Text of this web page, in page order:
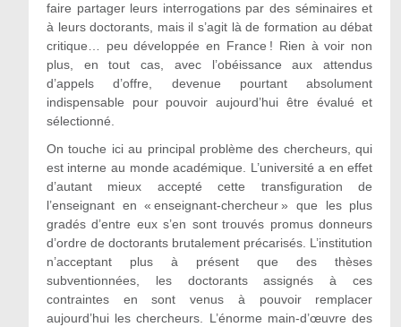
faire partager leurs interrogations par des séminaires et
à leurs doctorants, mais il s’agit là de formation au débat
critique… peu développée en France ! Rien à voir non
plus, en tout cas, avec l’obéissance aux attendus
d’appels d’offre, devenue pourtant absolument
indispensable pour pouvoir aujourd’hui être évalué et
sélectionné.
On touche ici au principal problème des chercheurs, qui
est interne au monde académique. L’université a en effet
d’autant mieux accepté cette transfiguration de
l’enseignant en « enseignant-chercheur » que les plus
gradés d’entre eux s’en sont trouvés promus donneurs
d’ordre de doctorants brutalement précarisés. L’institution
n’acceptant plus à présent que des thèses
subventionnées, les doctorants assignés à ces
contraintes en sont venus à pouvoir remplacer
aujourd’hui les chercheurs. L’énorme main-d’œuvre des